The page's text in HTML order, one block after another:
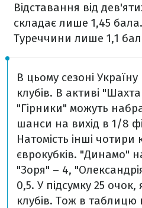
Відставання від
складає лише 1,45 бала.
Туреччини лише 1,1
В цьому сезоні
клубів. В активі
"Гірники" можуть
шанси на вихід в 1/8
Натомість інші
єврокубків. "Динамо"
"Зоря" – 4,
0,5. У підсумку 25 очок,
клубів. Тож в таблицю